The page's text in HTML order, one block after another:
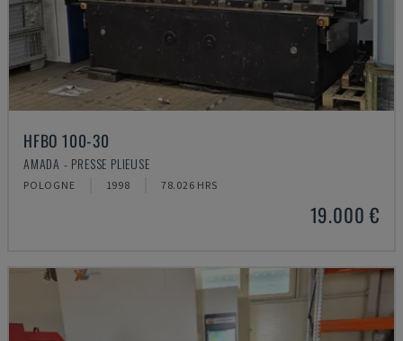
HFBO 100-30
AMADA - PRESSE PLIEUSE
POLOGNE 1998 78.026 HRS
19.000 €